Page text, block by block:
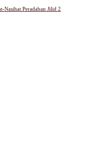
Peradaban Jilid 2